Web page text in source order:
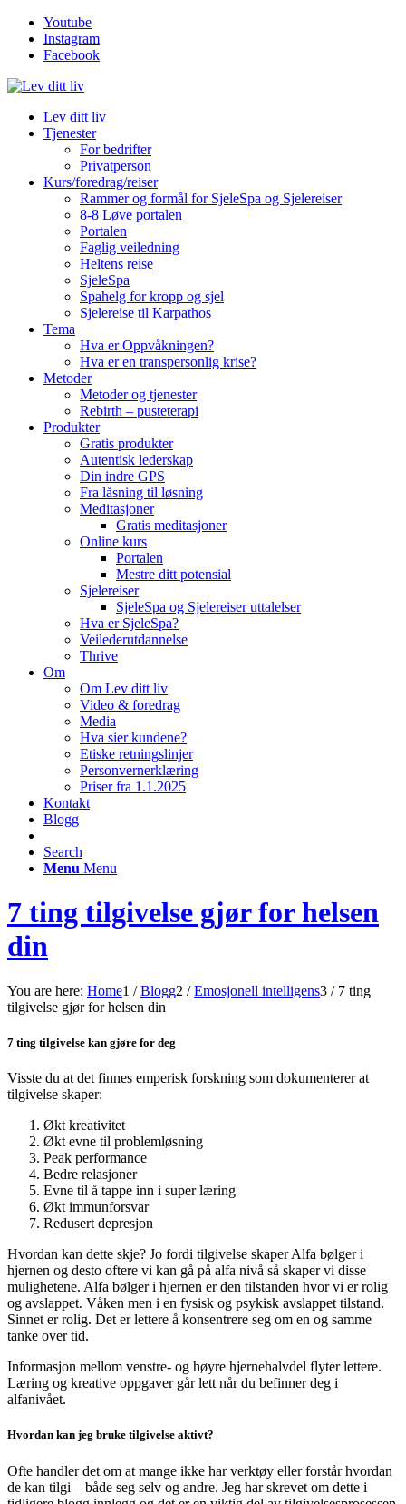
Youtube
Instagram
Facebook
Lev ditt liv
Tjenester
For bedrifter
Privatperson
Kurs/foredrag/reiser
Rammer og formål for SjeleSpa og Sjelereiser
8-8 Løve portalen
Portalen
Faglig veiledning
Heltens reise
SjeleSpa
Spahelg for kropp og sjel
Sjelereise til Karpathos
Tema
Hva er Oppvåkningen?
Hva er en transpersonlig krise?
Metoder
Metoder og tjenester
Rebirth – pusteterapi
Produkter
Gratis produkter
Autentisk lederskap
Din indre GPS
Fra låsning til løsning
Meditasjoner
Gratis meditasjoner
Online kurs
Portalen
Mestre ditt potensial
Sjelereiser
SjeleSpa og Sjelereiser uttalelser
Hva er SjeleSpa?
Veilederutdannelse
Thrive
Om
Om Lev ditt liv
Video & foredrag
Media
Hva sier kundene?
Etiske retningslinjer
Personvernerklæring
Priser fra 1.1.2025
Kontakt
Blogg
Search
Menu Menu
7 ting tilgivelse gjør for helsen
din
You are here: Home1 / Blogg2 / Emosjonell intelligens3 / 7 ting
tilgivelse gjør for helsen din
7 ting tilgivelse kan gjøre for deg
Visste du at det finnes emperisk forskning som dokumenterer at
tilgivelse skaper:
Økt kreativitet
Økt evne til problemløsning
Peak performance
Bedre relasjoner
Evne til å tappe inn i super læring
Økt immunforsvar
Redusert depresjon
Hvordan kan dette skje? Jo fordi tilgivelse skaper Alfa bølger i
hjernen og desto oftere vi kan gå på alfa nivå så skaper vi disse
mulighetene. Alfa bølger i hjernen er den tilstanden hvor vi er rolig
og avslappet. Våken men i en fysisk og psykisk avslappet tilstand.
Sinnet er rolig. Det er lettere å konsentrere seg om en og samme
tanke over tid.
Informasjon mellom venstre- og høyre hjernehalvdel flyter lettere.
Læring og kreative oppgaver går lett når du befinner deg i
alfanivået.
Hvordan kan jeg bruke tilgivelse aktivt?
Ofte handler det om at mange ikke har verktøy eller forstår hvordan
de kan tilgi – både seg selv og andre. Jeg har skrevet om dette i